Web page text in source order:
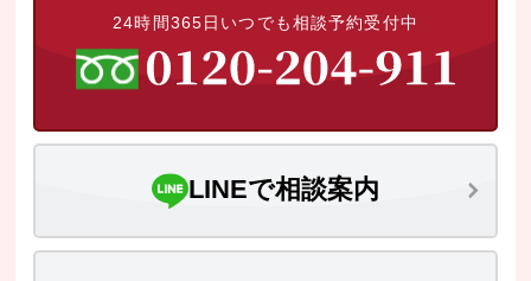
24時間365日いつでも相談予約受付中
LINEで相談案内